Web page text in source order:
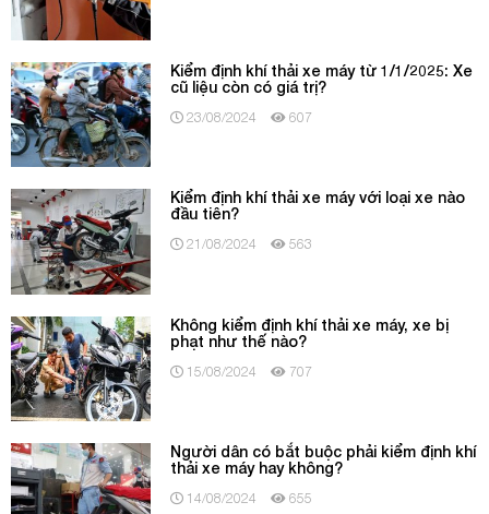
Kiểm định khí thải xe máy từ 1/1/2025: Xe
cũ liệu còn có giá trị?
23/08/2024 607
Kiểm định khí thải xe máy với loại xe nào
đầu tiên?
21/08/2024 563
Không kiểm định khí thải xe máy, xe bị
phạt như thế nào?
15/08/2024 707
Người dân có bắt buộc phải kiểm định khí
thải xe máy hay không?
14/08/2024 655